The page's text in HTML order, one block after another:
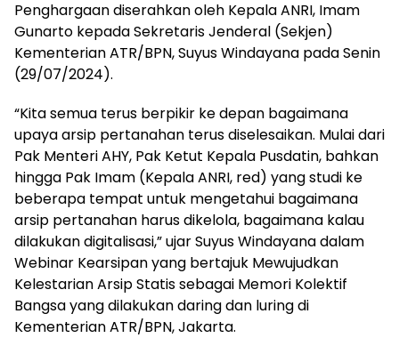
Penghargaan diserahkan oleh Kepala ANRI, Imam
Gunarto kepada Sekretaris Jenderal (Sekjen)
Kementerian ATR/BPN, Suyus Windayana pada Senin
(29/07/2024).
“Kita semua terus berpikir ke depan bagaimana
upaya arsip pertanahan terus diselesaikan. Mulai dari
Pak Menteri AHY, Pak Ketut Kepala Pusdatin, bahkan
hingga Pak Imam (Kepala ANRI, red) yang studi ke
beberapa tempat untuk mengetahui bagaimana
arsip pertanahan harus dikelola, bagaimana kalau
dilakukan digitalisasi,” ujar Suyus Windayana dalam
Webinar Kearsipan yang bertajuk Mewujudkan
Kelestarian Arsip Statis sebagai Memori Kolektif
Bangsa yang dilakukan daring dan luring di
Kementerian ATR/BPN, Jakarta.